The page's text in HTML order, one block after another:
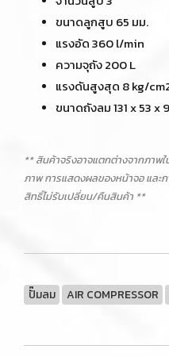
ขนาดลูกสูบ 65 มม.
แรงอัด 360 l/min
ความจุถัง 200 L
แรงดันสูงสุด 8 kg/
ขนาดถังลม 131 x 53 x
** สินค้าจริงอาจแตกต่างจากภาพ
ภาพ การแสดงผลของหน้าจอ และ
สิทธิ์ไม่รับเปลี่ยน/คืนสินค้า **
ปั๊มลม AIR COMPRESSOR